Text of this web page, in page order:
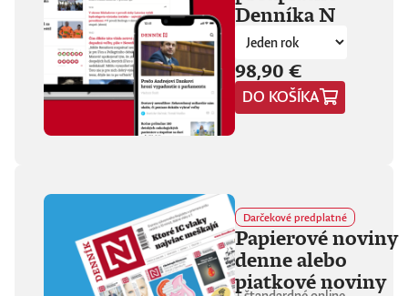
fanúšikovia aj
kritika dávajú palec
hore. Hrá pred
tisíckami ľudí na
festivaloch, vo
vypredaných sálach
aj v malých
punkových
ľudia, ktorí sa
predtým nepoznali,
vedú intenzívny
dialóg o hudbe a
stave sveta. V
štrnástich
tematicky
Denníka N
98,90 €
DO KOŠÍKA
Darčekové predplatné
Papierové noviny
denne alebo
piatkové noviny